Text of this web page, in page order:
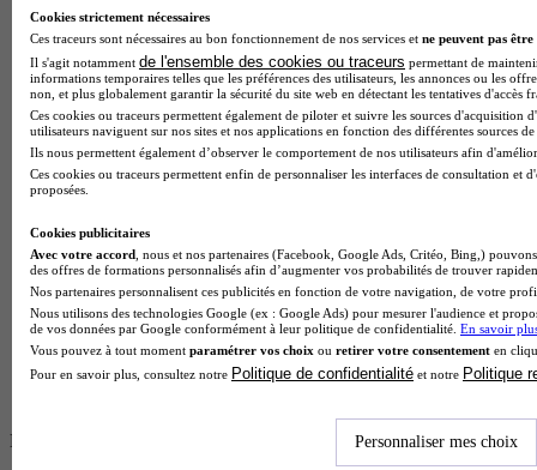
Emploi et Education
Cookies strictement nécessaires
Ces traceurs sont nécessaires au bon fonctionnement de nos services et ne peuvent pas être
Il s'agit notamment de l'ensemble des cookies ou traceurs permettant de
informations temporaires telles que les préférences des utilisateurs, les annonces ou les
non, et plus globalement garantir la sécurité du site web en détectant les tentatives d'accès
Ces cookies ou traceurs permettent également de piloter et suivre les sources
utilisateurs naviguent sur nos sites et nos applications en fonction des différentes sources
Ils nous permettent également d’observer le comportement de nos utilisateurs afin
Ces cookies ou traceurs permettent enfin de personnaliser les interfaces de consultation
proposées.
Cookies publicitaires
Avec votre accord , nous et nos partenaires (Facebook, Google Ads, Critéo, Bing,)
des offres de formations personnalisés afin d’augmenter vos probabilités de trouver
Nos partenaires personnalisent ces publicités en fonction de votre navigation, de votre
Nous utilisons des technologies Google (ex : Google Ads) pour mesurer l'audience et
de vos données par Google conformément à leur politique de confidentialité. En savoir
Vous pouvez à tout moment paramétrer vos choix ou retirer votre consentement en
Pour en savoir plus, consultez notre Politique de confidentialité et notre Politique
Personnaliser mes choix